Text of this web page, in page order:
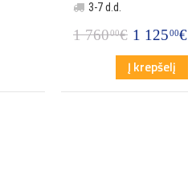
3-7 d.d.
1 76000€ 1 12500€
Į krepšelį